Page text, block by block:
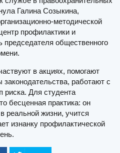
Галина Созыкина,
методической
профилактики и
председателя общественного
в акциях, помогают
законодательства, работают с
риска. Для студента
бесценная практика: он
реальной жизни, учится
изнанку профилактической